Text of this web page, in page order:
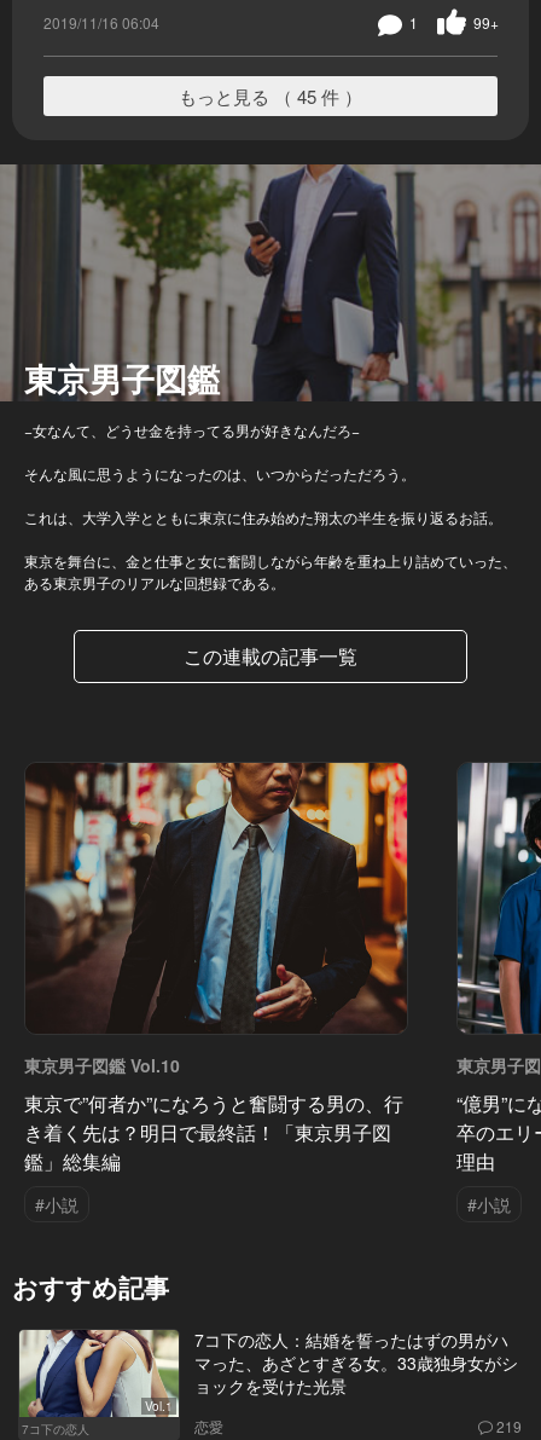
2019/11/16 06:04 99+
1
もっと見る （ 45 件 ）
東京男子図鑑
−女なんて、どうせ金を持ってる男が好きなんだろ−
そんな風に思うようになったのは、いつからだっただろう。
これは、大学入学とともに東京に住み始めた翔太の半生を振り返るお話。
東京を舞台に、金と仕事と女に奮闘しながら年齢を重ね上り詰めていった、
ある東京男子のリアルな回想録である。
この連載の記事一覧
東京男子図鑑 Vol.10
東京で”何者か”になろうと奮闘する男の、行
き着く先は？明日で最終話！「東京男子図
鑑」総集編
#小説
東京男子
“億男”
卒のエリ
理由
#小説
おすすめ記事
Vol.1
7コ下の恋人
7コ下の恋人：結婚を誓ったはずの男がハ
マった、あざとすぎる女。33歳独身女がシ
ョックを受けた光景
恋愛 219